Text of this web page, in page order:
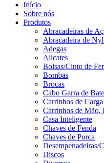
Início
Sobre nós
Produtos
Abracadeiras de
Abracadeira de
Adegas
Alicates
Bolsas/Cinto de
Bombas
Brocas
Cabo Garra de
Carrinhos de Carga
Carrinhos de Mão,
Casa Inteligente
Chaves de Fenda
Chaves de Porca
Desempenadeiras/
Discos